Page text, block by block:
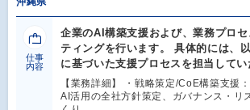
仕事
内容
企業のAI構築支援および、業務プロ
ティングを行います。 具体的には、
に基づいた支援プロセスを担当してい
【業務詳細】 ・戦略策定/CoE構築支援
AI活用の全社方針策定、ガバナンス・リ